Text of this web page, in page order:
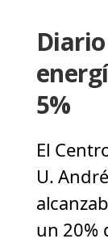
5%
El
U.
un 20%